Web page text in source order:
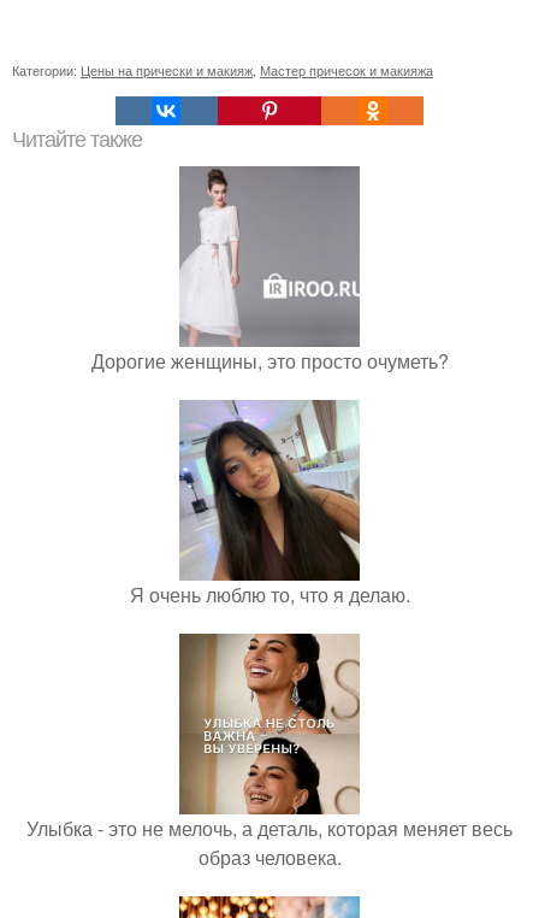
Категории: Цены на прически и макияж Мастер причесок и макияжа
Читайте также
Дорогие женщины, это просто очуметь?
Я очень люблю то, что я делаю.
Улыбка - это не мелочь, а деталь, которая меняет весь
образ человека.